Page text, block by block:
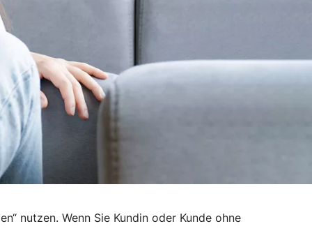
nutzen. Wenn Sie Kundin oder Kunde ohne